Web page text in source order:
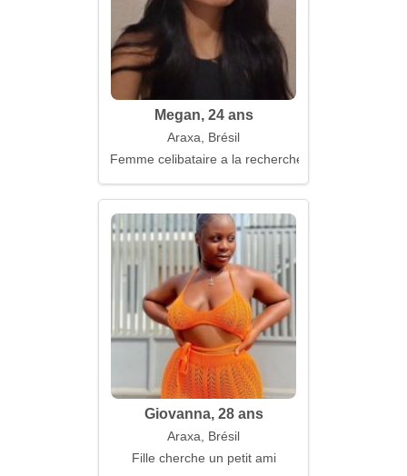
Megan, 24 ans
Araxa, Brésil
Femme celibataire a la recherche d'un mari
Giovanna, 28 ans
Araxa, Brésil
Fille cherche un petit ami